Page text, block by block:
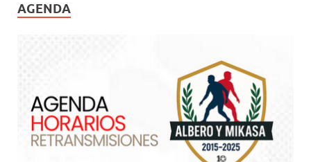
AGENDA